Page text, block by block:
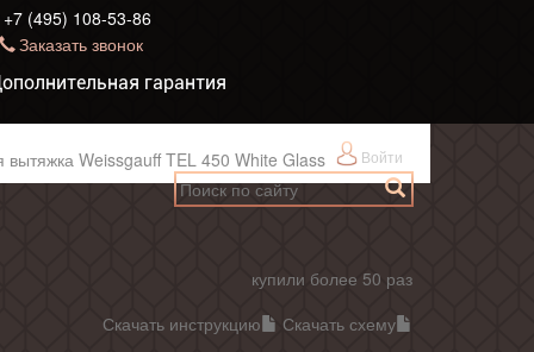
+7 (495) 108-53-86
Заказать звонок
гарантия
Войти
вытяжка Weissgauff TEL 450 White Glass
купили более 50 раз
Скачать инструкцию
Скачать схему